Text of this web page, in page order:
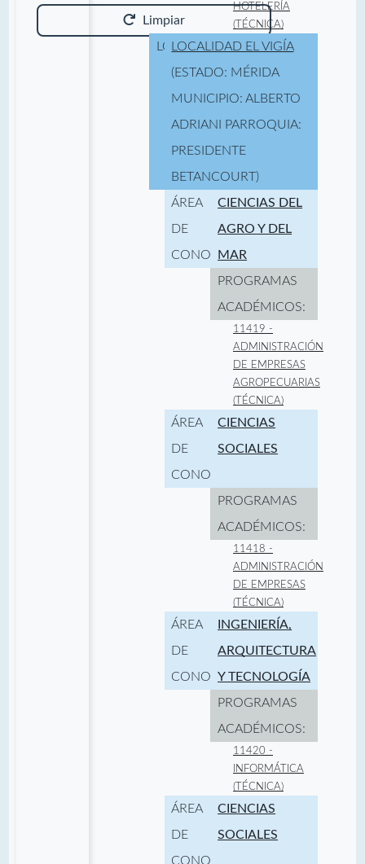
Limpiar
HOTELERÍA
(TÉCNICA)
LOCALIDAD:
LOCALIDAD EL VIGÍA
(ESTADO: MÉRIDA
MUNICIPIO: ALBERTO
ADRIANI PARROQUIA:
PRESIDENTE
BETANCOURT)
ÁREA
DE
CONOCIMIENTO:
CIENCIAS DEL
AGRO Y DEL
MAR
PROGRAMAS
ACADÉMICOS:
11419 -
ADMINISTRACIÓN
DE EMPRESAS
AGROPECUARIAS
(TÉCNICA)
ÁREA
DE
CONOCIMIENTO:
CIENCIAS
SOCIALES
PROGRAMAS
ACADÉMICOS:
11418 -
ADMINISTRACIÓN
DE EMPRESAS
(TÉCNICA)
ÁREA
DE
CONOCIMIENTO:
INGENIERÍA,
ARQUITECTURA
Y TECNOLOGÍA
PROGRAMAS
ACADÉMICOS:
11420 -
INFORMÁTICA
(TÉCNICA)
ÁREA
DE
CONOCIMIENTO:
CIENCIAS
SOCIALES